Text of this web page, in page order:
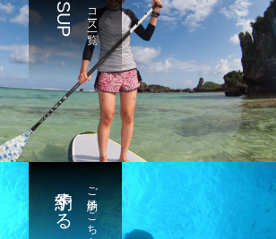
コース一覧
SUP
ご予約はこちら
予約する